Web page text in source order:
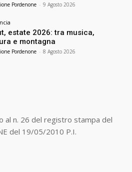
Pordenone - 9 Agosto 2026
estate 2026: tra musica,
e montagna
Pordenone - 8 Agosto 2026
al n. 26 del registro stampa del
del 19/05/2010 P.I.